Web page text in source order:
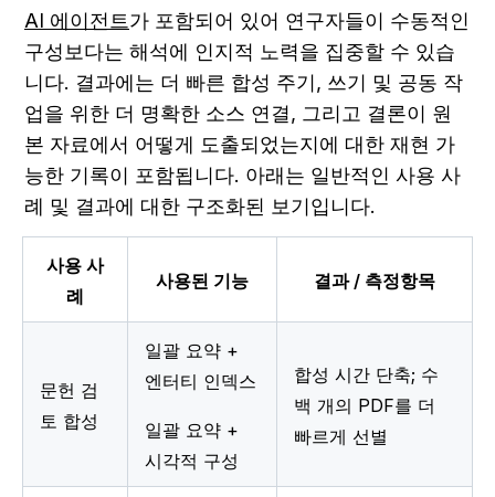
AI 에이전트가 포함되어 있어 연구자들이 수동적인
구성보다는 해석에 인지적 노력을 집중할 수 있습
니다. 결과에는 더 빠른 합성 주기, 쓰기 및 공동 작
업을 위한 더 명확한 소스 연결, 그리고 결론이 원
본 자료에서 어떻게 도출되었는지에 대한 재현 가
능한 기록이 포함됩니다. 아래는 일반적인 사용 사
례 및 결과에 대한 구조화된 보기입니다.
사용 사
례
사용된 기능 결과 / 측정항목
문헌 검
토 합성
일괄 요약 +
엔터티 인덱스
일괄 요약 +
시각적 구성
합성 시간 단축; 수
백 개의 PDF를 더
빠르게 선별